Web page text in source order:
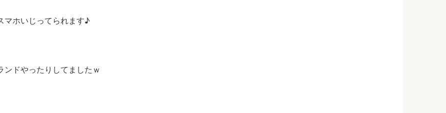
マホいじってられます♪
ドやったりしてましたｗ